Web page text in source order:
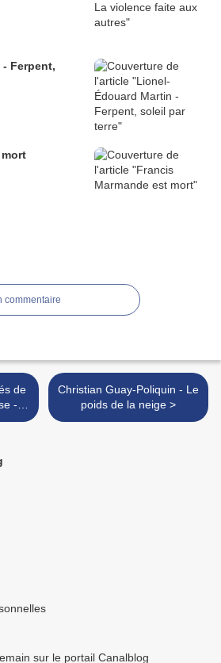
Ferpent,
commentaire
-
Christian Guay-Poliquin - Le
poids de la neige >
sur le portail Canalblog